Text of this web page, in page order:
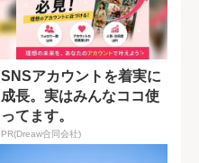
SNSアカウントを着実に
成長。実はみんなココ使
ってます。
PR(Dreaw合同会社)